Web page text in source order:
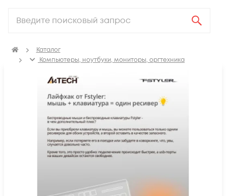
Каталог
Компьютеры, ноутбуки, мониторы, оргтехника